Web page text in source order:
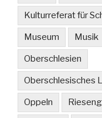
Kulturreferat für
Museum Musik
Oberschlesien
Oberschlesisches
Oppeln